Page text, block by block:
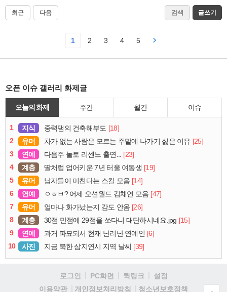
최근 다음 검색 글쓰기
1 2 3 4 5
오픈 이슈 갤러리 화제글
오늘의 화제 주간 월간 이슈
1 지식 중력댐의 건축해부도 [18]
2
유머 차가 없는 사람은 모르는 주말에 나가기 싫은 이유 [25]
3
연예 다음주 놀토 리센느 출연... [23]
4
계층 딸처럼 업어키운 7년 터울 여동생 [19]
5
유머 남자들이 미친다는 스킬 모음 [14]
6
연예 ㅇㅎㅂ? 어제 오션월드 김채연 모음 [47]
7
유머 얼마나 화가났는지 감도 안옴 [26]
8
계층 30점 만점에 29점을 쏘다니 대단하시네요.jpg [15]
9
연예 과거 파묘되서 현재 난리난 연예인 [6]
10
사진 지금 북한 삼지연시 지역 날씨 [39]
로그인 PC화면 퀵링크
설정
이용약관
개인정보처리방침 청소년보호정책